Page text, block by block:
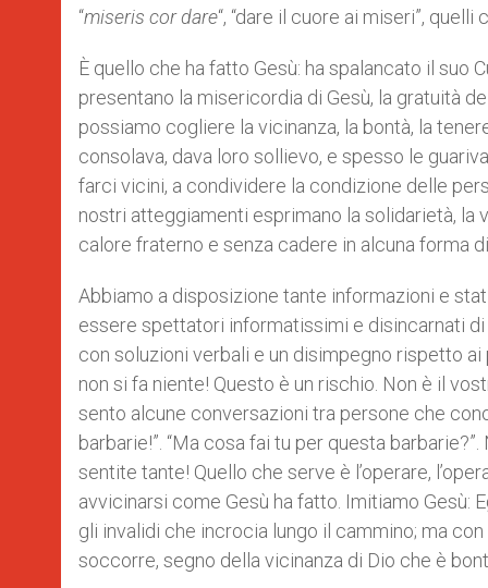
“miseris cor dare“, “dare il cuore ai miseri”,
È quello che ha fatto Gesù: ha spalancato il suo
presentano la misericordia di Gesù, la gratuità
possiamo cogliere la vicinanza, la bontà, la
consolava, dava loro sollievo, e spesso le
farci vicini, a condividere la condizione delle
nostri atteggiamenti esprimano la solidarietà, la
calore fraterno e senza cadere in alcuna forma
Abbiamo a disposizione tante informazioni e
essere spettatori informatissimi e disincarnati
con soluzioni verbali e un disimpegno rispetto
non si fa niente! Questo è un rischio. Non è il
sento alcune conversazioni tra persone che
barbarie!”. “Ma cosa fai tu per questa
sentite tante! Quello che serve è l’operare,
avvicinarsi come Gesù ha fatto. Imitiamo Gesù:
gli invalidi che incrocia lungo il cammino; ma
soccorre, segno della vicinanza di Dio che è